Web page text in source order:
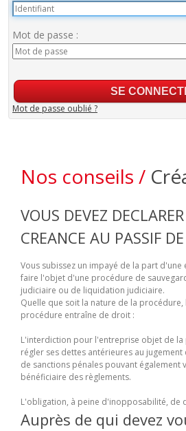
Mot de passe :
Mot de passe oublié ?
Nos conseils /
VOUS DEVEZ
CREANCE AU PASSIF
Vous subissez un impayé de la part
faire l'objet d'une procédure de
judiciaire ou de liquidation judiciaire.
Quelle que soit la nature de la
procédure entraîne de droit :
L'interdiction pour l'entreprise objet de
régler ses dettes antérieures au
de sanctions pénales pouvant également
bénéficiaire des règlements.
L'obligation, à peine d'inopposabilité, de
Auprès de qui devez